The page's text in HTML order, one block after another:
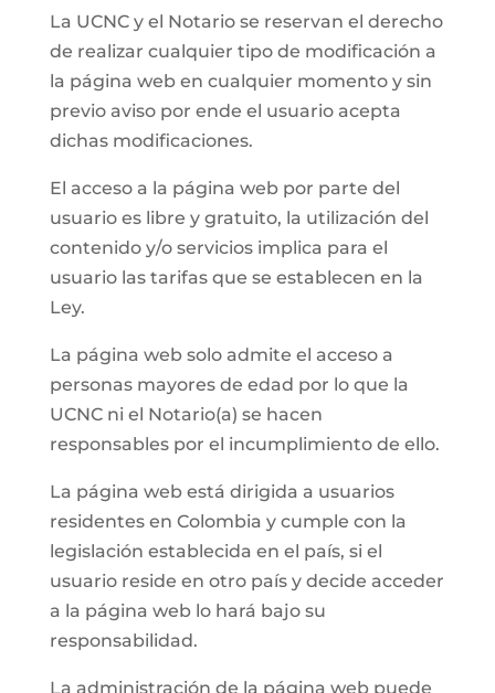
La UCNC y el Notario se reservan el derecho
de realizar cualquier tipo de modificación a
la página web en cualquier momento y sin
previo aviso por ende el usuario acepta
dichas modificaciones.
El acceso a la página web por parte del
usuario es libre y gratuito, la utilización del
contenido y/o servicios implica para el
usuario las tarifas que se establecen en la
Ley.
La página web solo admite el acceso a
personas mayores de edad por lo que la
UCNC ni el Notario(a) se hacen
responsables por el incumplimiento de ello.
La página web está dirigida a usuarios
residentes en Colombia y cumple con la
legislación establecida en el país, si el
usuario reside en otro país y decide acceder
a la página web lo hará bajo su
responsabilidad.
La administración de la página web puede